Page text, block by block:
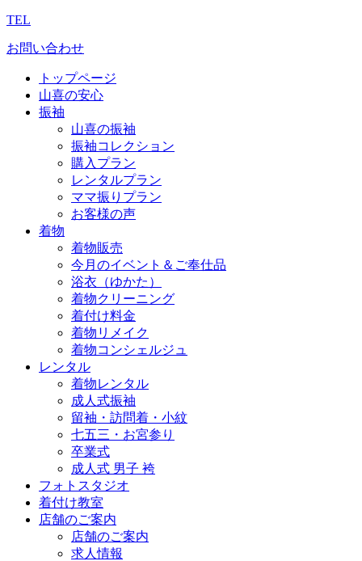
TEL
お問い合わせ
トップページ
山喜の安心
振袖
山喜の振袖
振袖コレクション
購入プラン
レンタルプラン
ママ振りプラン
お客様の声
着物
着物販売
今月のイベント＆ご奉仕品
浴衣（ゆかた）
着物クリーニング
着付け料金
着物リメイク
着物コンシェルジュ
レンタル
着物レンタル
成人式振袖
留袖・訪問着・小紋
七五三・お宮参り
卒業式
成人式 男子 袴
フォトスタジオ
着付け教室
店舗のご案内
店舗のご案内
求人情報